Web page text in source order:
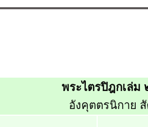
พระไตรปิฎกเล่ม
อังคุตตรนิกาย